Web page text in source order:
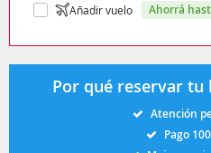
Añadir vuelo ahorrá
Por qué reservar
Atención
Pago